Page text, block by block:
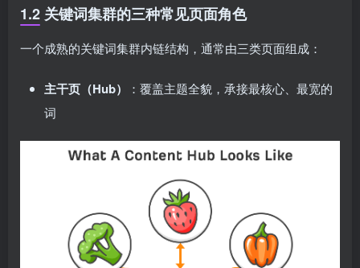
1.2 关键词集群的三种常见页面角色
一个成熟的关键词集群内链结构，通常由三类页面组成：
主干页（Hub）
：覆盖主题全貌，承接最核心、最宽的
词